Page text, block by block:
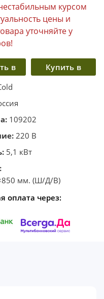
курсом
цены и
уточняйте у
в
Купить в
109202
220 В
5,1 кВт
мм. (Ш/Д/В)
оплата через: